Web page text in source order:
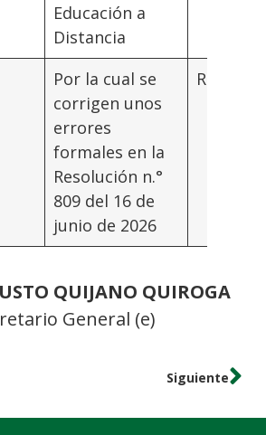
Educación a
Distancia
Por la cual se
corrigen unos
errores
formales en la
Resolución n.°
809 del 16 de
junio de 2026
Rector
QUIJANO QUIROGA
General (e)
Siguiente